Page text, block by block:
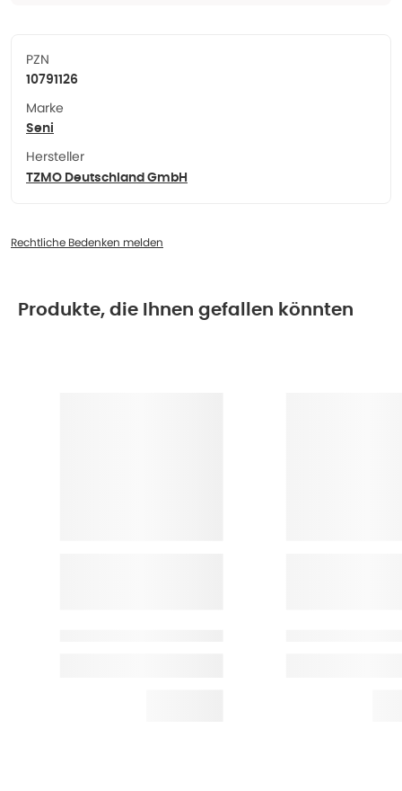
PZN
10791126
Marke
Seni
Hersteller
TZMO Deutschland GmbH
Rechtliche Bedenken melden
Produkte, die Ihnen gefallen könnten